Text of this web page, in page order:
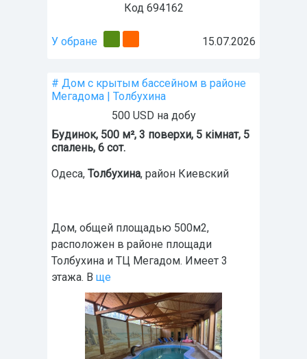
Код 694162
У обране 15.07.2026
# Дом с крытым бассейном в районе
Мегадома | Толбухина
500 USD на добу
Будинок, 500 м², 3 поверхи, 5 кімнат, 5
спалень, 6 сот.
Одеса, Толбухина, район Киевский
Дом, общей площадью 500м2,
расположен в районе площади
Толбухина и ТЦ Мегадом. Имеет 3
этажа. В ще